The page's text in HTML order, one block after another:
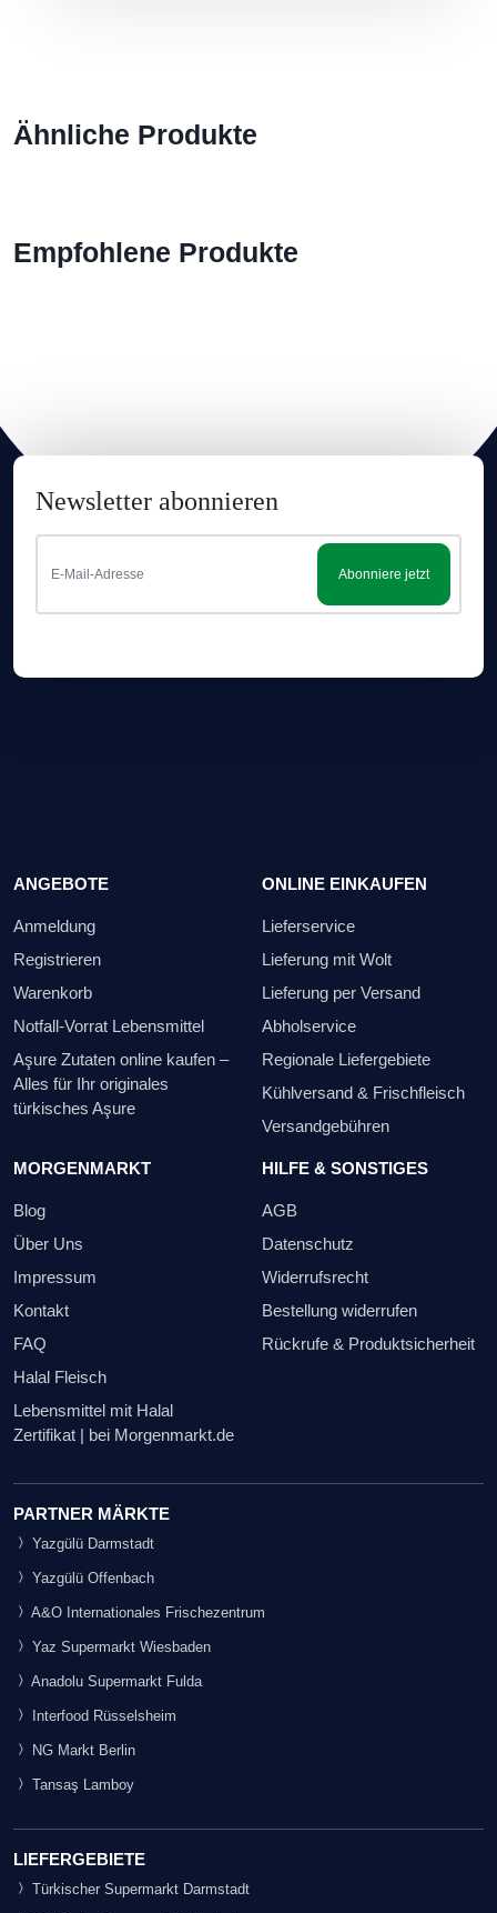
Ähnliche Produkte
Empfohlene Produkte
Newsletter abonnieren
Abonniere jetzt
ANGEBOTE
Anmeldung
Registrieren
Warenkorb
Notfall-Vorrat Lebensmittel
Aşure Zutaten online kaufen –
Alles für Ihr originales
türkisches Aşure
ONLINE EINKAUFEN
Lieferservice
Lieferung mit Wolt
Lieferung per Versand
Abholservice
Regionale Liefergebiete
Kühlversand & Frischfleisch
Versandgebühren
MORGENMARKT
Blog
Über Uns
Impressum
Kontakt
FAQ
Halal Fleisch
Lebensmittel mit Halal
Zertifikat | bei Morgenmarkt.de
HILFE & SONSTIGES
AGB
Datenschutz
Widerrufsrecht
Bestellung widerrufen
Rückrufe & Produktsicherheit
PARTNER MÄRKTE
Yazgülü Darmstadt
Yazgülü Offenbach
A&O Internationales Frischezentrum
Yaz Supermarkt Wiesbaden
Anadolu Supermarkt Fulda
Interfood Rüsselsheim
NG Markt Berlin
Tansaş Lamboy
LIEFERGEBIETE
Türkischer Supermarkt Darmstadt